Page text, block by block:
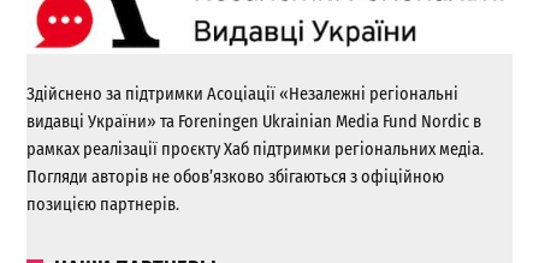
Здійснено за підтримки Асоціації «Незалежні регіональні
видавці України» та Foreningen Ukrainian Media Fund Nordic в
рамках реалізації проєкту Хаб підтримки регіональних медіа.
Погляди авторів не обов’язково збігаються з офіційною
позицією партнерів.